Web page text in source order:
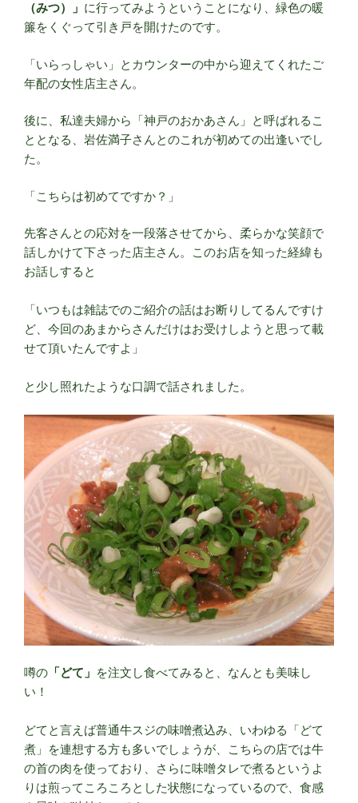
（みつ）」 に行ってみようということになり、緑色の暖
簾をくぐって引き戸を開けたのです。
「いらっしゃい」とカウンターの中から迎えてくれたご
年配の女性店主さん。
後に、私達夫婦から「神戸のおかあさん」と呼ばれるこ
ととなる、岩佐満子さんとのこれが初めての出逢いでし
た。
「こちらは初めてですか？」
先客さんとの応対を一段落させてから、柔らかな笑顔で
話しかけて下さった店主さん。このお店を知った経緯も
お話しすると
「いつもは雑誌でのご紹介の話はお断りしてるんですけ
ど、今回のあまからさんだけはお受けしようと思って載
せて頂いたんですよ」
と少し照れたような口調で話されました。
噂の 「どて」 を注文し食べてみると、なんとも美味し
い！
どてと言えば普通牛スジの味噌煮込み、いわゆる「どて
煮」を連想する方も多いでしょうが、こちらの店では牛
の首の肉を使っており、さらに味噌タレで煮るというよ
りは煎ってころころとした状態になっているので、食感